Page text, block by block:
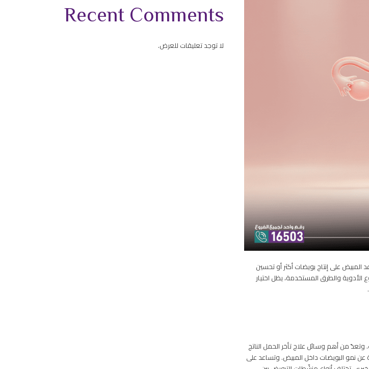
على إنتاج بويضات أكثر أو تحسين
الأدوية والطرق المستخدمة، يظل اختيار
من أهم وسائل علاج تأخر الحمل الناتج
نمو البويضات داخل المبيض. وتساعد على
Recent Comments
لا توجد تعليقات للعرض.